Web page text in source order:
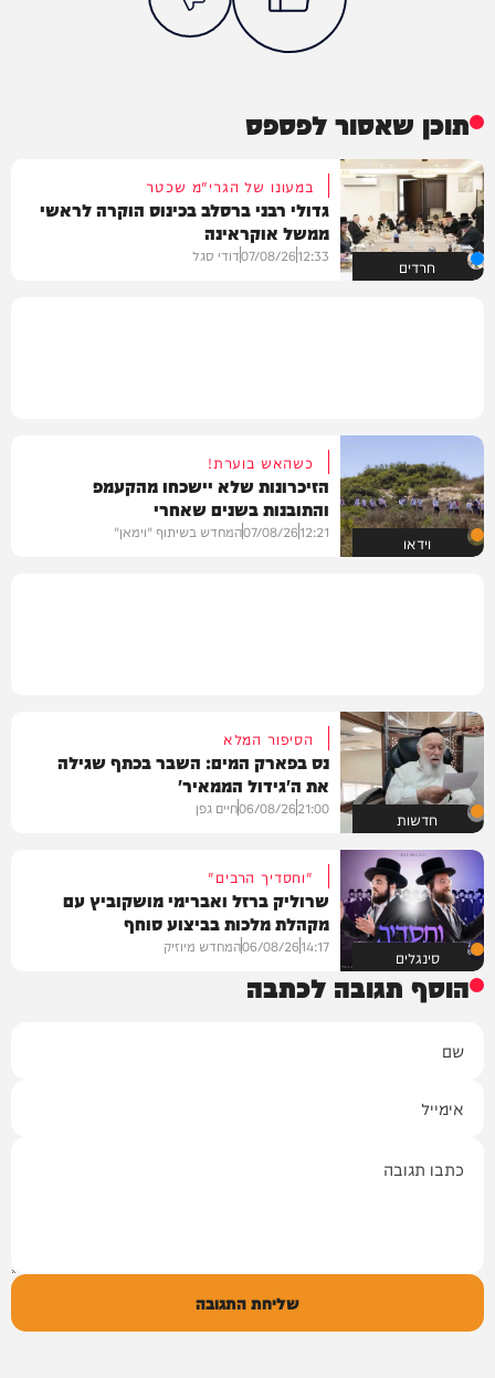
תוכן שאסור לפספס
חרדים
במעונו של הגרי"מ שכטר
גדולי רבני ברסלב בכינוס הוקרה לראשי
ממשל אוקראינה
12:33
07/08/26דודי סגל
וידאו
כשהאש בוערת!
הזיכרונות שלא יישכחו מהקעמפ
והתובנות בשנים שאחרי
12:21
07/08/26המחדש בשיתוף "וימאן"
חדשות
הסיפור המלא
נס בפארק המים: השבר בכתף שגילה
את ה'גידול הממאיר'
21:00
06/08/26חיים גפן
סינגלים
"וחסדיך הרבים"
שרוליק ברזל ואברימי מושקוביץ עם
מקהלת מלכות בביצוע סוחף
14:17
06/08/26המחדש מיוזיק
הוסף תגובה לכתבה
שליחת התגובה